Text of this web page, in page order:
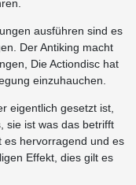
ausführen sind es
Der Antiking macht
Die Actiondisc hat
einzuhauchen.
eigentlich gesetzt ist,
sie ist was das betrifft
es hervorragend und es
Effekt, dies gilt es